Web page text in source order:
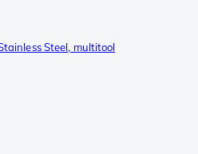
Steel, multitool